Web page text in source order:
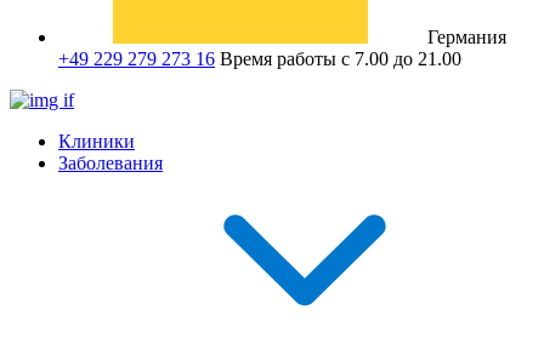
Германия
+49 229 279 273 16 Время работы с 7.00 до 21.00
Клиники
Заболевания